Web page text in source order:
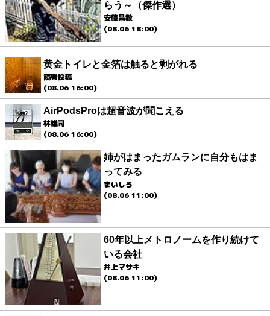
らう～（傑作選）
安藤昌教
(08.06 18:00)
黄金トイレと金箔は触ると剥がれる
読者投稿
(08.06 16:00)
AirPodsProは超音波が聞こえる
林雄司
(08.06 16:00)
姉がはまったガムランに自分もはま
ってみる
まいしろ
(08.06 11:00)
60年以上メトロノームを作り続けて
いる会社
井上マサキ
(08.06 11:00)